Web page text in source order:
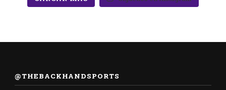
@THEBACKHANDSPORTS